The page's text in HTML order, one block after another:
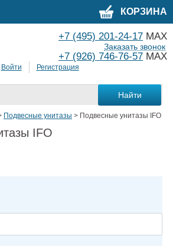
КОРЗИНА
Войти Регистрация
+7 (495) 201-24-17 MAX
+7 (926) 746-76-57 MAX
Заказать звонок
Подвесные унитазы > Подвесные унитазы IFO
IFO